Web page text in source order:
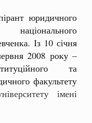
юридичного
Із 10 січня
2008 року –
та
факультету
імені